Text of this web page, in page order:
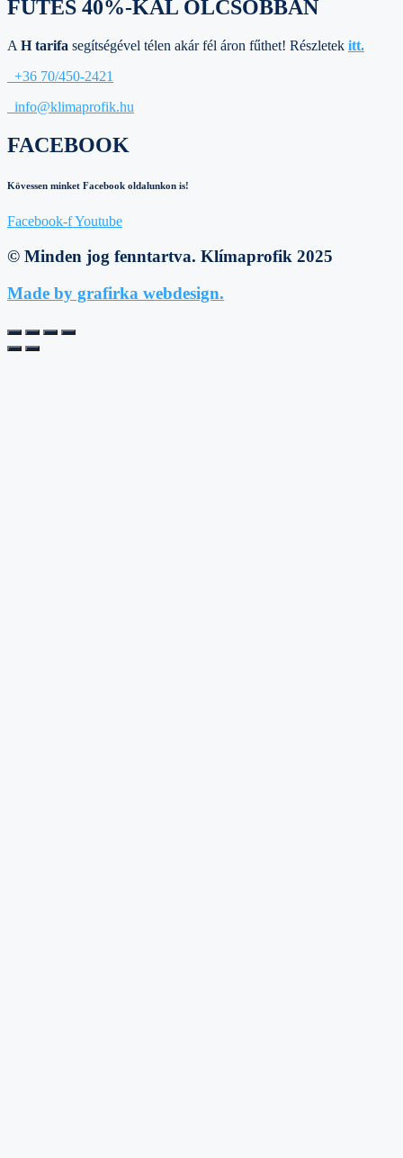
FŰTÉS 40%-KAL OLCSÓBBAN
A H tarifa segítségével télen akár fél áron fűthet! Részletek itt.
+36 70/450-2421
info@klimaprofik.hu
FACEBOOK
Kövessen minket Facebook oldalunkon is!
Facebook-fYoutube
© Minden jog fenntartva. Klímaprofik 2025
Made by grafirka webdesign.